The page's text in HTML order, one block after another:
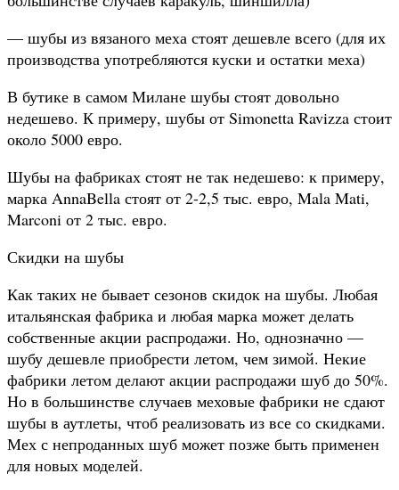
— шубы из вязаного меха стоят дешевле всего (для их
производства употребляются куски и остатки меха)
В бутике в самом Милане шубы стоят довольно
недешево. К примеру, шубы от Simonetta Ravizza стоит
около 5000 евро.
Шубы на фабриках стоят не так недешево: к примеру,
марка AnnaBella стоят от 2-2,5 тыс. евро, Mala Mati,
Marconi от 2 тыс. евро.
Скидки на шубы
Как таких не бывает сезонов скидок на шубы. Любая
итальянская фабрика и любая марка может делать
собственные акции распродажи. Но, однозначно —
шубу дешевле приобрести летом, чем зимой. Некие
фабрики летом делают акции распродажи шуб до 50%.
Но в большинстве случаев меховые фабрики не сдают
шубы в аутлеты, чтоб реализовать из все со скидками.
Мех с непроданных шуб может позже быть применен
для новых моделей.